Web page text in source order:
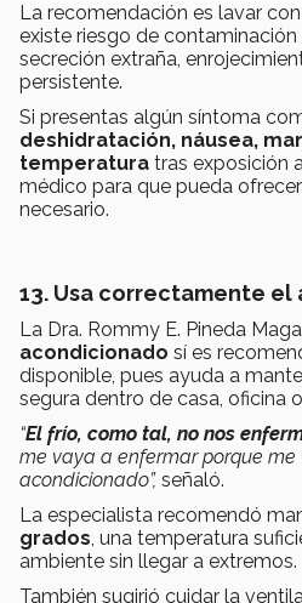
La recomendación es lavar
existe riesgo de
secreción extraña,
persistente.
Si presentas algún síntoma
deshidratación, náusea,
temperatura tras exposición
médico para que pueda
necesario.
13. Usa correctamente
La Dra. Rommy E. Pineda
acondicionado sí es
disponible, pues ayuda a
segura dentro de casa, oficina
“El frío, como tal, no nos
me vaya a enfermar porque
acondicionado”, señaló.
La especialista recomendó
grados, una temperatura
ambiente sin llegar a extremos.
También sugirió cuidar la